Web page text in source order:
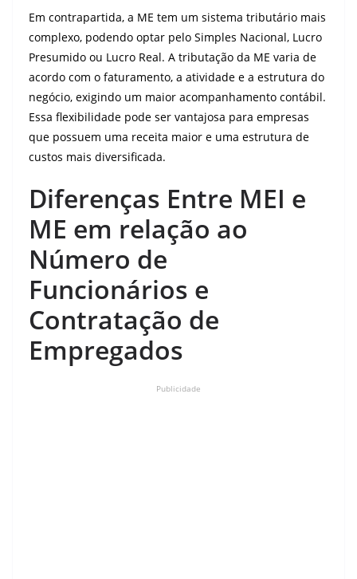
Em contrapartida, a ME tem um sistema tributário mais
complexo, podendo optar pelo Simples Nacional, Lucro
Presumido ou Lucro Real. A tributação da ME varia de
acordo com o faturamento, a atividade e a estrutura do
negócio, exigindo um maior acompanhamento contábil.
Essa flexibilidade pode ser vantajosa para empresas
que possuem uma receita maior e uma estrutura de
custos mais diversificada.
Diferenças Entre MEI e
ME em relação ao
Número de
Funcionários e
Contratação de
Empregados
Publicidade